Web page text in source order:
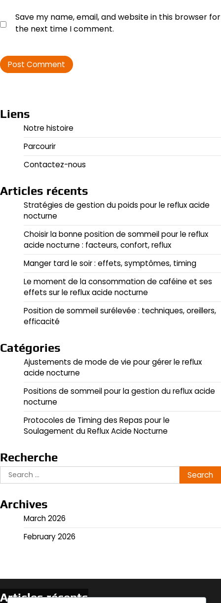
Save my name, email, and website in this browser for
the next time I comment.
Liens
Notre histoire
Parcourir
Contactez-nous
Articles récents
Stratégies de gestion du poids pour le reflux acide
nocturne
Choisir la bonne position de sommeil pour le reflux
acide nocturne : facteurs, confort, reflux
Manger tard le soir : effets, symptômes, timing
Le moment de la consommation de caféine et ses
effets sur le reflux acide nocturne
Position de sommeil surélevée : techniques, oreillers,
efficacité
Catégories
Ajustements de mode de vie pour gérer le reflux
acide nocturne
Positions de sommeil pour la gestion du reflux acide
nocturne
Protocoles de Timing des Repas pour le
Soulagement du Reflux Acide Nocturne
Recherche
Search
for:
Archives
March 2026
February 2026
Articles récents